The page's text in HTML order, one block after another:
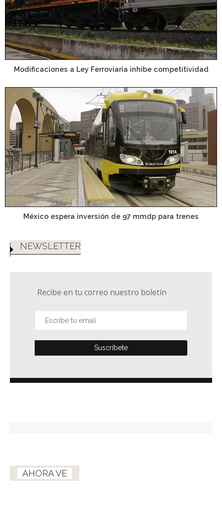
Modificaciones a Ley Ferroviaria inhibe competitividad
México espera inversión de 97 mmdp para trenes
NEWSLETTER
Recibe en tu correo nuestro boletín
AHORA VE